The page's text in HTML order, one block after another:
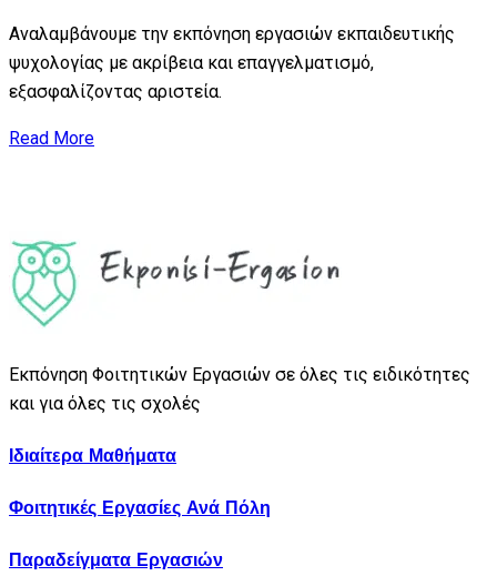
Αναλαμβάνουμε την εκπόνηση εργασιών εκπαιδευτικής
ψυχολογίας με ακρίβεια και επαγγελματισμό,
εξασφαλίζοντας αριστεία.
Read More
Εκπόνηση Φοιτητικών Εργασιών σε όλες τις ειδικότητες
και για όλες τις σχολές
Ιδιαίτερα Μαθήματα
Φοιτητικές Εργασίες Ανά Πόλη
Παραδείγματα Εργασιών